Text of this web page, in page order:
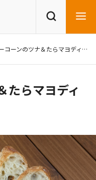
レシピを探す
ベビーコーンのツナ＆たらマヨディップサラダ
たらマヨディ